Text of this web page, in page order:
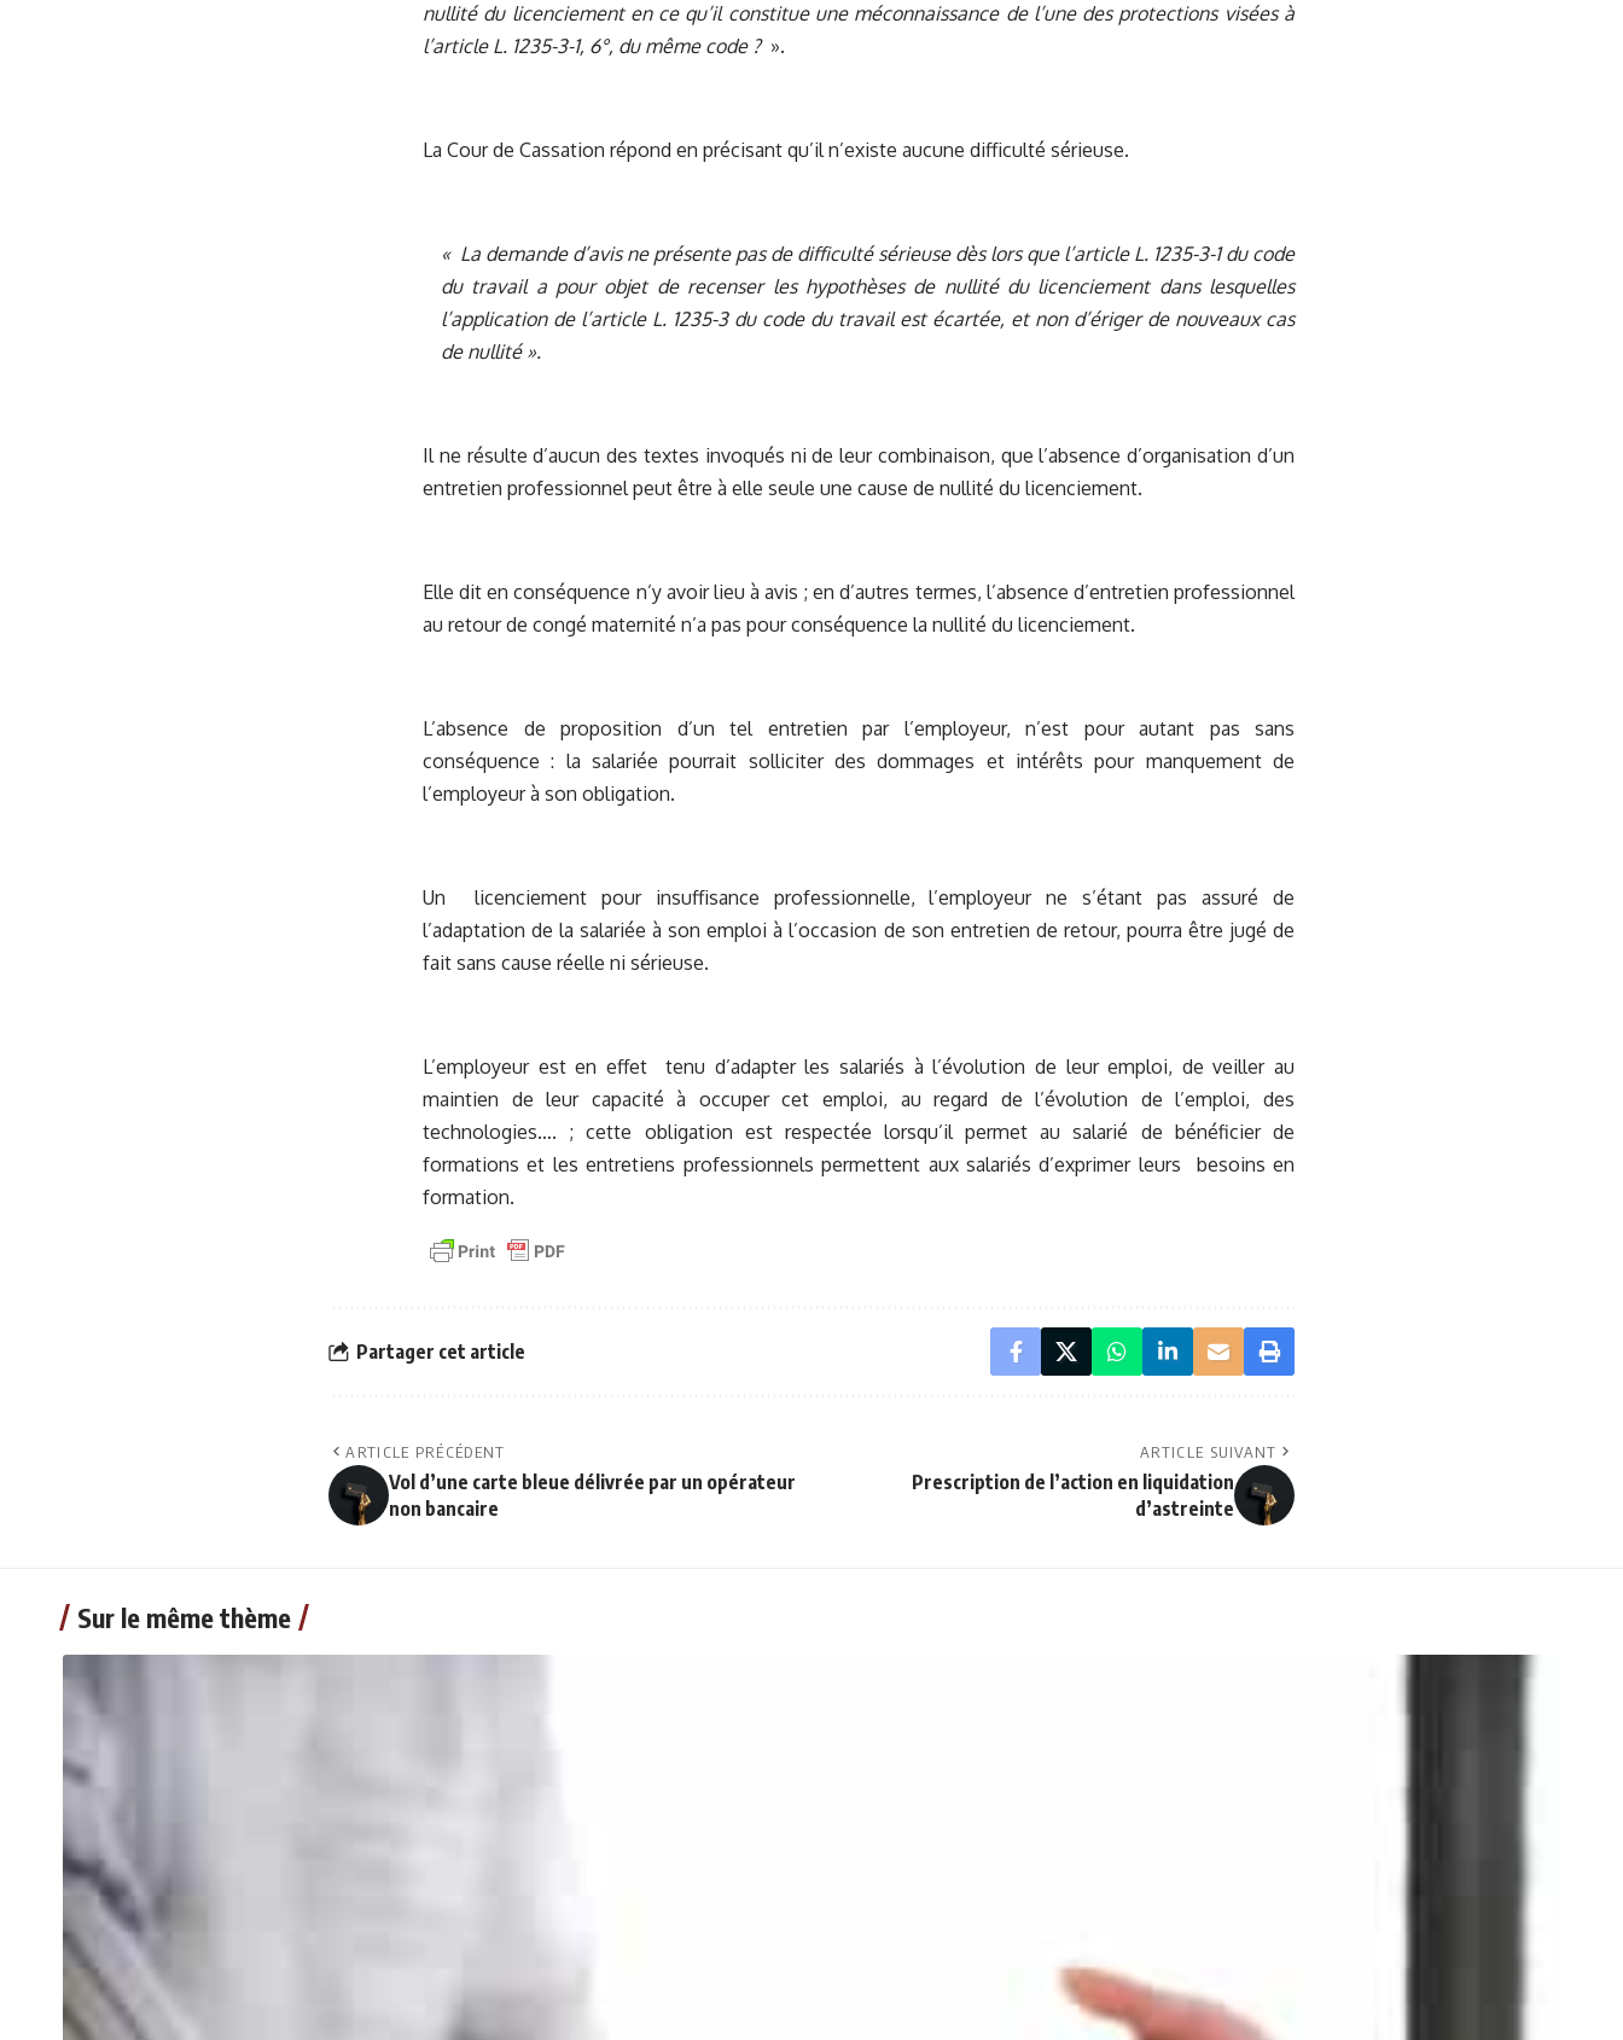
nullité du licenciement en ce qu’il constitue une méconnaissance de l’une des protections visées à
l’article L. 1235-3-1, 6°, du même code ? ».
La Cour de Cassation répond en précisant qu’il n’existe aucune difficulté sérieuse.
« La demande d’avis ne présente pas de difficulté sérieuse dès lors que l’article L. 1235-3-1 du code
du travail a pour objet de recenser les hypothèses de nullité du licenciement dans lesquelles
l’application de l’article L. 1235-3 du code du travail est écartée, et non d’ériger de nouveaux cas
de nullité ».
Il ne résulte d’aucun des textes invoqués ni de leur combinaison, que l’absence d’organisation d’un
entretien professionnel peut être à elle seule une cause de nullité du licenciement.
Elle dit en conséquence n’y avoir lieu à avis ; en d’autres termes, l’absence d’entretien professionnel
au retour de congé maternité n’a pas pour conséquence la nullité du licenciement.
L’absence de proposition d’un tel entretien par l’employeur, n’est pour autant pas sans
conséquence : la salariée pourrait solliciter des dommages et intérêts pour manquement de
l’employeur à son obligation.
Un licenciement pour insuffisance professionnelle, l’employeur ne s’étant pas assuré de
l’adaptation de la salariée à son emploi à l’occasion de son entretien de retour, pourra être jugé de
fait sans cause réelle ni sérieuse.
L’employeur est en effet tenu d’adapter les salariés à l’évolution de leur emploi, de veiller au
maintien de leur capacité à occuper cet emploi, au regard de l’évolution de l’emploi, des
technologies…. ; cette obligation est respectée lorsqu’il permet au salarié de bénéficier de
formations et les entretiens professionnels permettent aux salariés d’exprimer leurs besoins en
formation.
Partager cet article
ARTICLE PRÉCÉDENT
Vol d’une carte bleue délivrée par un opérateur
non bancaire
ARTICLE SUIVANT
Prescription de l’action en liquidation
d’astreinte
Sur le même thème